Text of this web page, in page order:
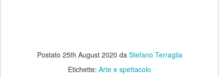
Postato 25th August 2020 da Stefano Terraglia
Etichette: Arte e spettacolo